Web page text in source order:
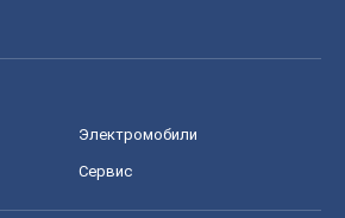
Электромобили
Сервис